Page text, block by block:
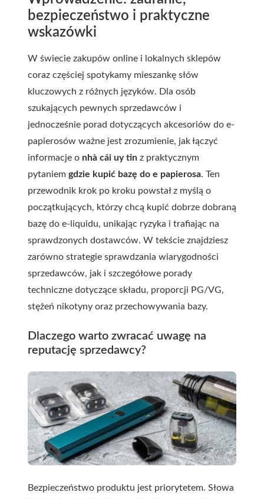
bezpieczeństwo i praktyczne
wskazówki
W świecie zakupów online i lokalnych sklepów
coraz częściej spotykamy mieszankę słów
kluczowych z różnych języków. Dla osób
szukających pewnych sprzedawców i
jednocześnie porad dotyczących akcesoriów do e-
papierosów ważne jest zrozumienie, jak łączyć
informacje o nhà cái uy tin z praktycznym
pytaniem gdzie kupić bazę do e papierosa. Ten
przewodnik krok po kroku powstał z myślą o
początkujących, którzy chcą kupić dobrze dobraną
bazę do e‑liquidu, unikając ryzyka i trafiając na
sprawdzonych dostawców. W tekście znajdziesz
zarówno strategie sprawdzania wiarygodności
sprzedawców, jak i szczegółowe porady
techniczne dotyczące składu, proporcji PG/VG,
stężeń nikotyny oraz przechowywania bazy.
Dlaczego warto zwracać uwagę na
reputację sprzedawcy?
Bezpieczeństwo produktu jest priorytetem. Słowa